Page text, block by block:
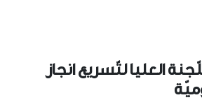
العليا لتّسريع انجاز